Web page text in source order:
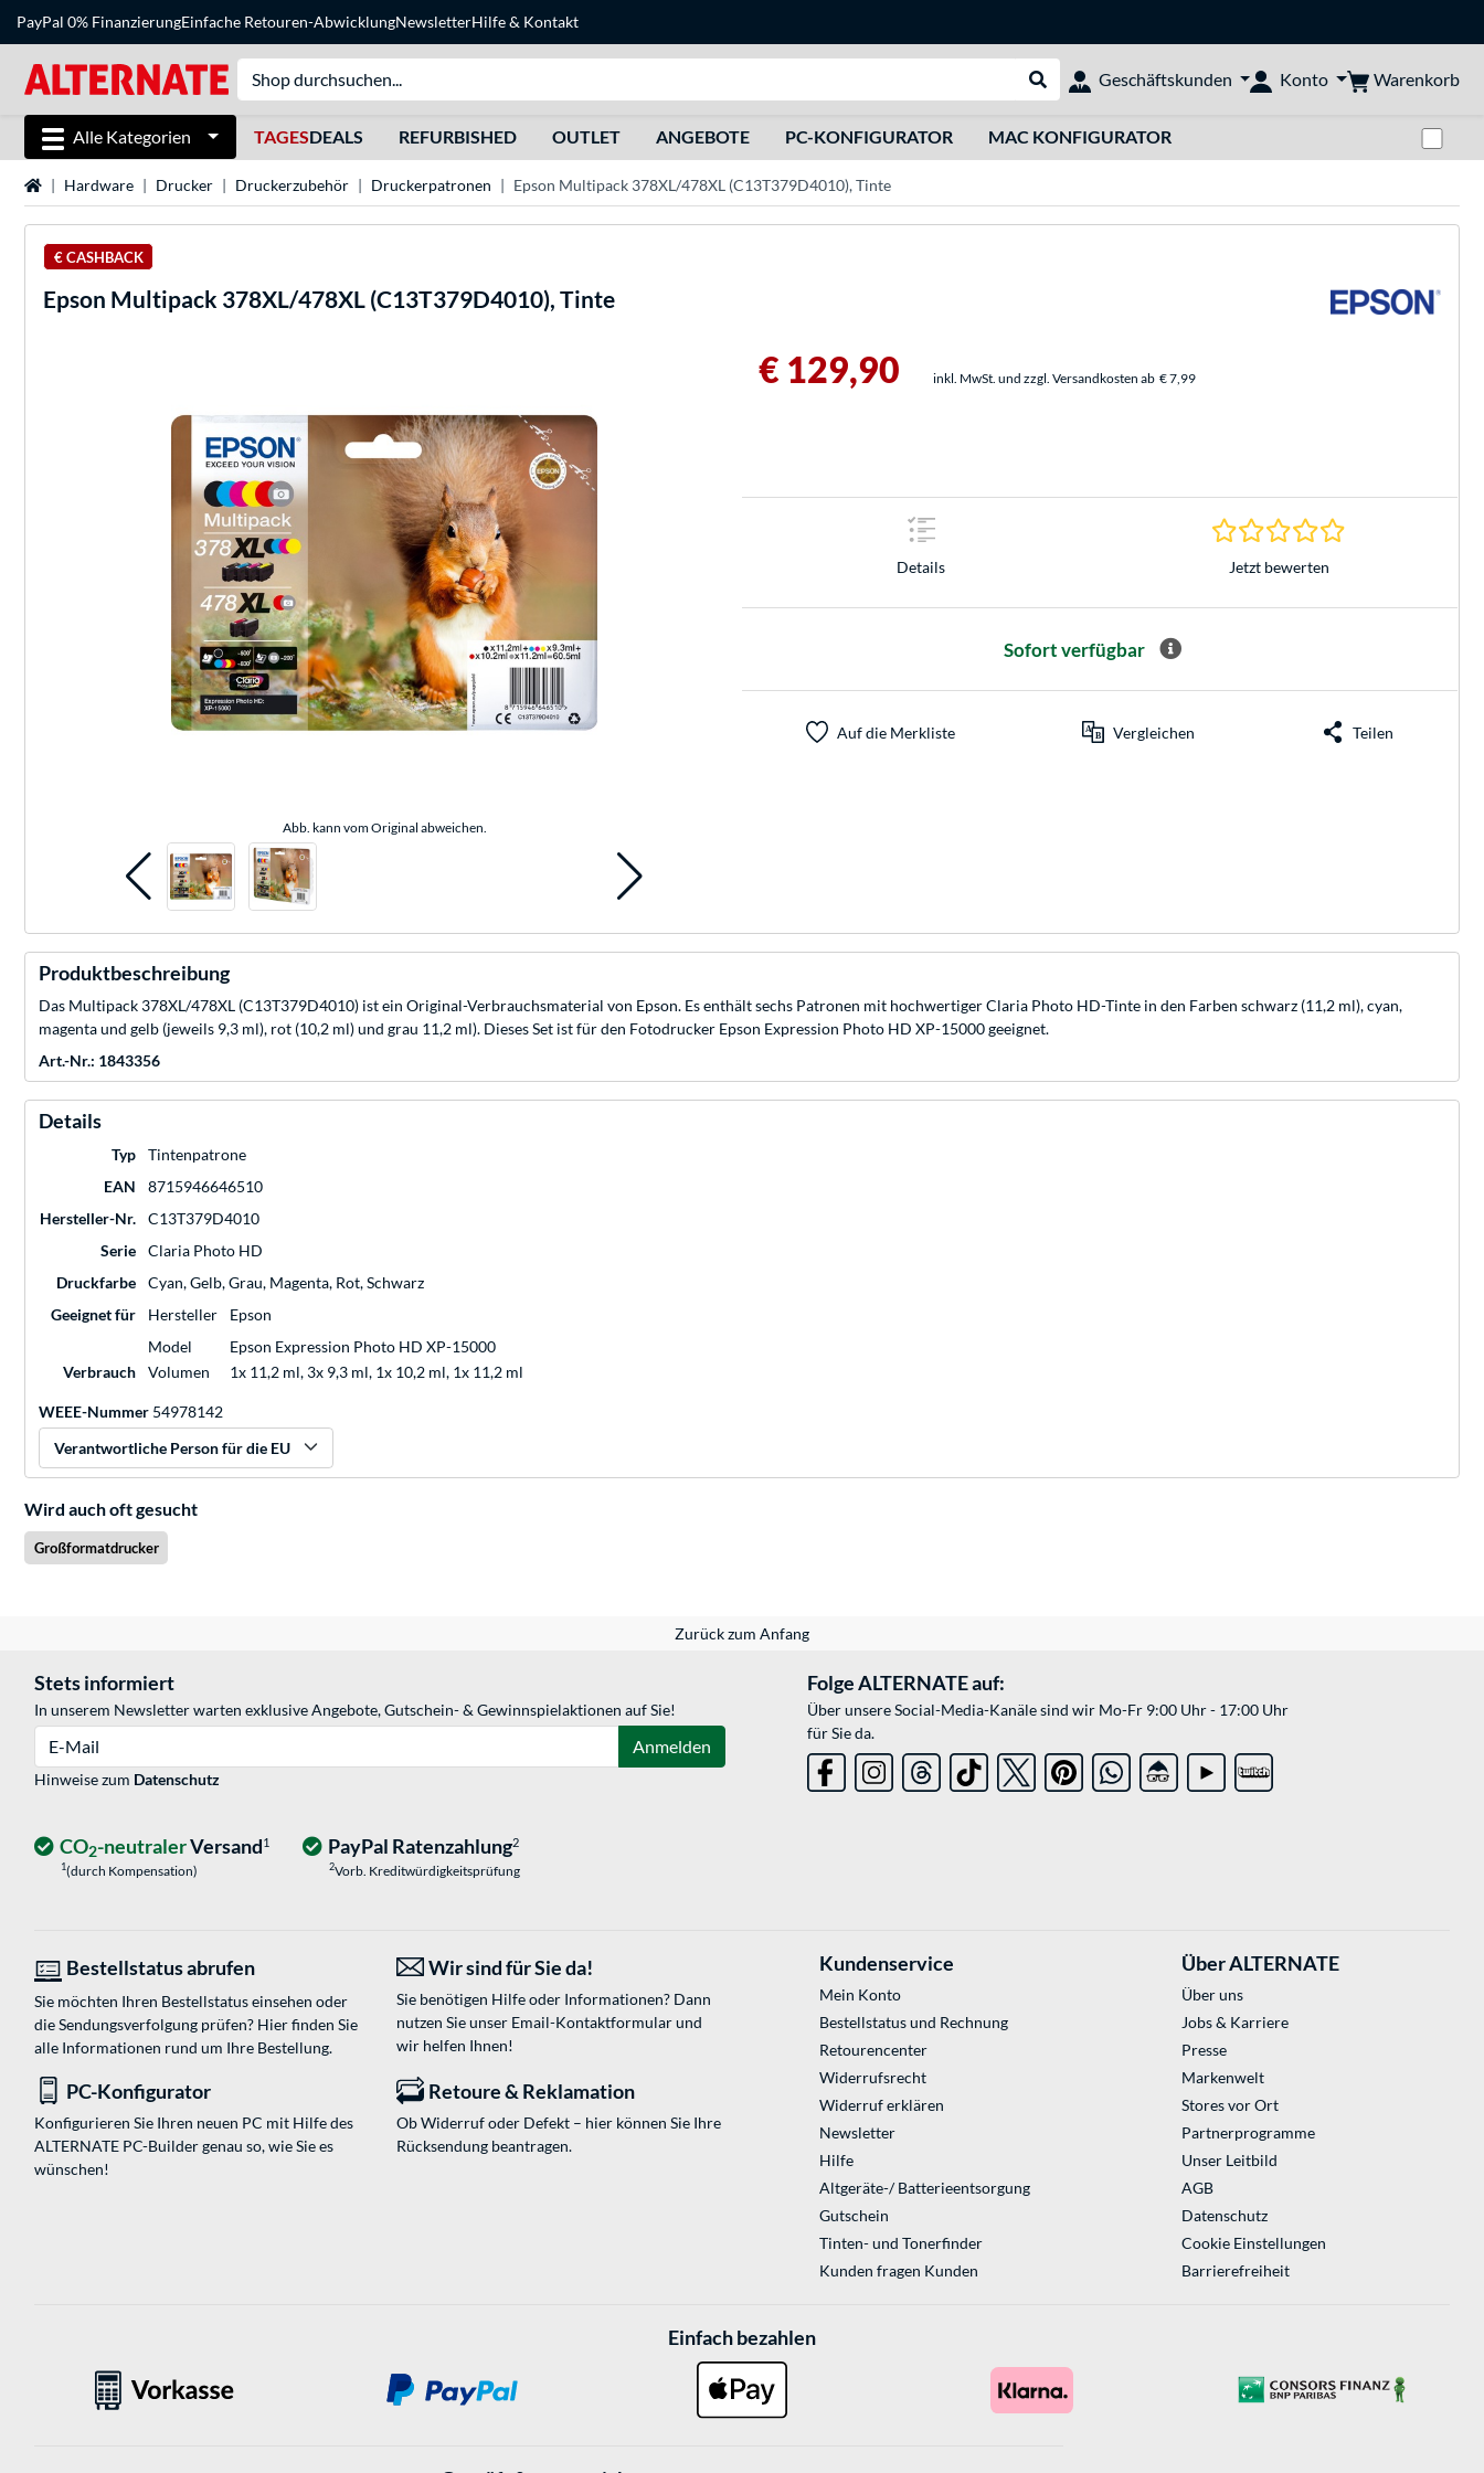
PayPal 0% FinanzierungEinfache Retouren-AbwicklungNewsletterHilfe& Kontakt
Suche durchführen
Geschäftskunden Konto Warenkorb
Alle Kategorien TAGESDEALS REFURBISHED OUTLET ANGEBOTE PC-KONFIGURATOR MAC KONFIGURATOR
StartseiteHardware Drucker Druckerzubehör Druckerpatronen Epson Multipack 378XL/478XL (C13T379D4010), Tinte
€ CASHBACK
Epson Multipack 378XL/478XL (C13T379D4010), Tinte
Abb. kann vom Original abweichen.
€ 129,90 inkl. MwSt. und zzgl. Versandkosten ab € 7,99
Details
0.0 Sterne bei 0
Jetzt bewerten
Sofort verfügbar
Auf die Merkliste Vergleichen Teilen
Produktbeschreibung
Das Multipack 378XL/478XL (C13T379D4010) ist ein Original-Verbrauchsmaterial von Epson. Es enthält sechs Patronen mit hochwertiger Claria Photo HD-Tinte in den Farben schwarz (11,2 ml), cyan,
magenta und gelb (jeweils 9,3 ml), rot (10,2 ml) und grau 11,2 ml). Dieses Set ist für den Fotodrucker Epson Expression Photo HD XP-15000 geeignet.
Art.-Nr.: 1843356
Details
Typ
Tintenpatrone
EAN
8715946646510
Hersteller-Nr.
C13T379D4010
Serie
Claria Photo HD
Druckfarbe
Cyan, Gelb, Grau, Magenta, Rot, Schwarz
Geeignet für
Hersteller
Epson
Model
Epson Expression Photo HD XP-15000
Verbrauch
Volumen 1x 11,2 ml, 3x 9,3 ml, 1x 10,2 ml, 1x 11,2 ml
WEEE-Nummer 54978142
Verantwortliche Person für die EU
Wird auch oft gesucht
Großformatdrucker
Zurück zum Anfang
Stets informiert
In unserem Newsletter warten exklusive Angebote, Gutschein- & Gewinnspielaktionen auf Sie!
Anmelden
Hinweise zum Datenschutz
Folge ALTERNATE auf:
Über unsere Social-Media-Kanäle sind wir Mo-Fr 9:00 Uhr - 17:00 Uhr
für Sie da.
CO2-neutralerVersand1
1(durch Kompensation)
PayPal Ratenzahlung2
2Vorb. Kreditwürdigkeitsprüfung
Bestellstatus abrufen
Sie möchten Ihren Bestellstatus einsehen oder
die Sendungsverfolgung prüfen? Hier finden Sie
alle Informationen rund um Ihre Bestellung.
Wir sind für Sie da!
Sie benötigen Hilfe oder Informationen? Dann
nutzen Sie unser Email-Kontaktformularund
wir helfen Ihnen!
PC-Konfigurator
Konfigurieren Sie Ihren neuen PC mit Hilfe des
ALTERNATE PC-Builder genau so, wie Sie es
wünschen!
Retoure & Reklamation
Ob Widerruf oder Defekt – hier können Sie Ihre
Rücksendung beantragen.
Kundenservice
Mein Konto
Bestellstatus und Rechnung
Retourencenter
Widerrufsrecht
Widerruf erklären
Newsletter
Hilfe
Altgeräte-/ Batterieentsorgung
Gutschein
Tinten- und Tonerfinder
Kunden fragen Kunden
Über ALTERNATE
Über uns
Jobs & Karriere
Presse
Markenwelt
Stores vor Ort
Partnerprogramme
Unser Leitbild
AGB
Datenschutz
Cookie Einstellungen
Barrierefreiheit
Einfach bezahlen